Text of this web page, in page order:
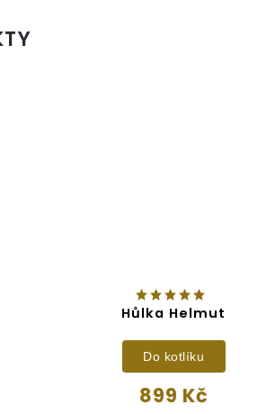
Hůlka Helmut
899 Kč
Do kotlíku